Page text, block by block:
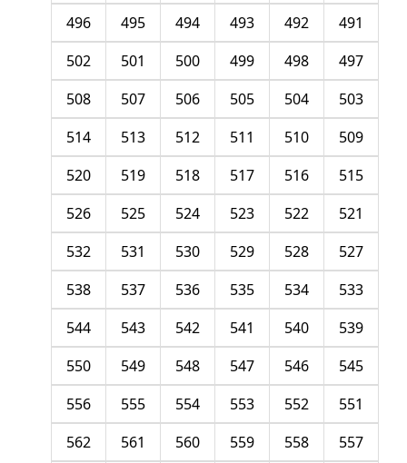
491
492
493
494
495
496
497
498
499
500
501
502
503
504
505
506
507
508
509
510
511
512
513
514
515
516
517
518
519
520
521
522
523
524
525
526
527
528
529
530
531
532
533
534
535
536
537
538
539
540
541
542
543
544
545
546
547
548
549
550
551
552
553
554
555
556
557
558
559
560
561
562